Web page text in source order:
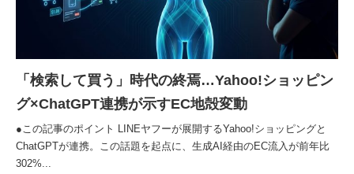
ADOPTABLE DOG JOURNAL
「検索して買う」時代の終焉…Yahoo!ショッピン
グ×ChatGPT連携が示すEC地殻変動
●この記事のポイント LINEヤフーが展開するYahoo!ショッピングと
ChatGPTが連携。この話題を起点に、生成AI経由のEC流入が前年比
302%...